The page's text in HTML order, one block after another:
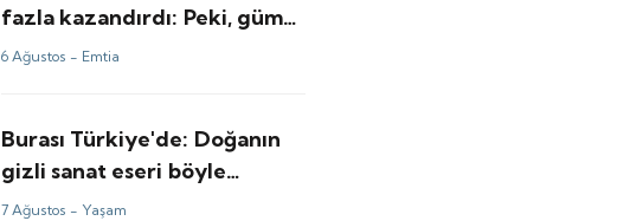
fazla kazandırdı: Peki, gümüş
fiyatları için bundan sonrası
6 Ağustos - Emtia
Burası Türkiye'de: Doğanın
gizli sanat eseri böyle
görüntülendi
7 Ağustos - Yaşam